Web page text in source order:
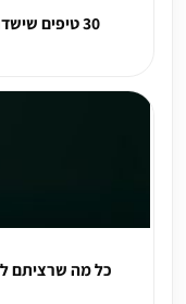
30 טיפים שישדרגו לכם את השימוש ב-ChatGPT